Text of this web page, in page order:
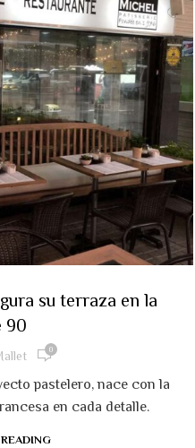
su terraza en la
90
0
pastelero, nace con la
en cada detalle.